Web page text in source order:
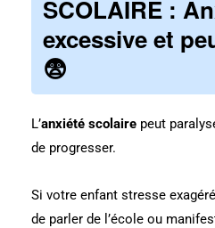
SCOLAIRE :
excessive et
😨
L’anxiété scolaire peut
de progresser.
Si votre enfant stresse
de parler de l’école ou